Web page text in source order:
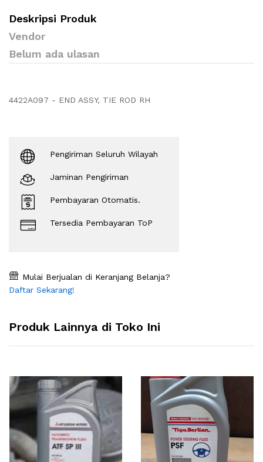
Deskripsi Produk
Vendor
Belum ada ulasan
4422A097 - END ASSY, TIE ROD RH
Pengiriman Seluruh Wilayah
Jaminan Pengiriman
Pembayaran Otomatis.
Tersedia Pembayaran ToP
Mulai Berjualan di Keranjang Belanja?
Daftar Sekarang!
Produk Lainnya di Toko Ini